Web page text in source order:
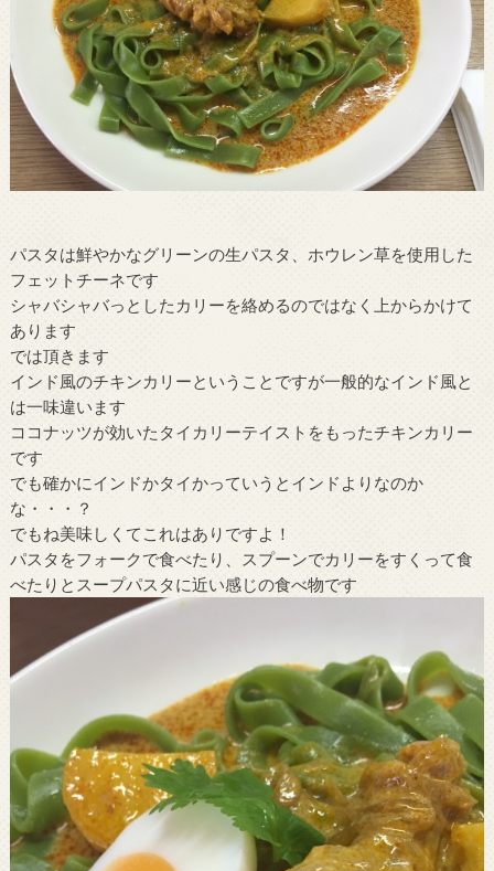
パスタは鮮やかなグリーンの生パスタ、ホウレン草を使用した
フェットチーネです
シャバシャバっとしたカリーを絡めるのではなく上からかけて
あります
では頂きます
インド風のチキンカリーということですが一般的なインド風と
は一味違います
ココナッツが効いたタイカリーテイストをもったチキンカリー
です
でも確かにインドかタイかっていうとインドよりなのか
な・・・？
でもね美味しくてこれはありですよ！
パスタをフォークで食べたり、スプーンでカリーをすくって食
べたりとスープパスタに近い感じの食べ物です